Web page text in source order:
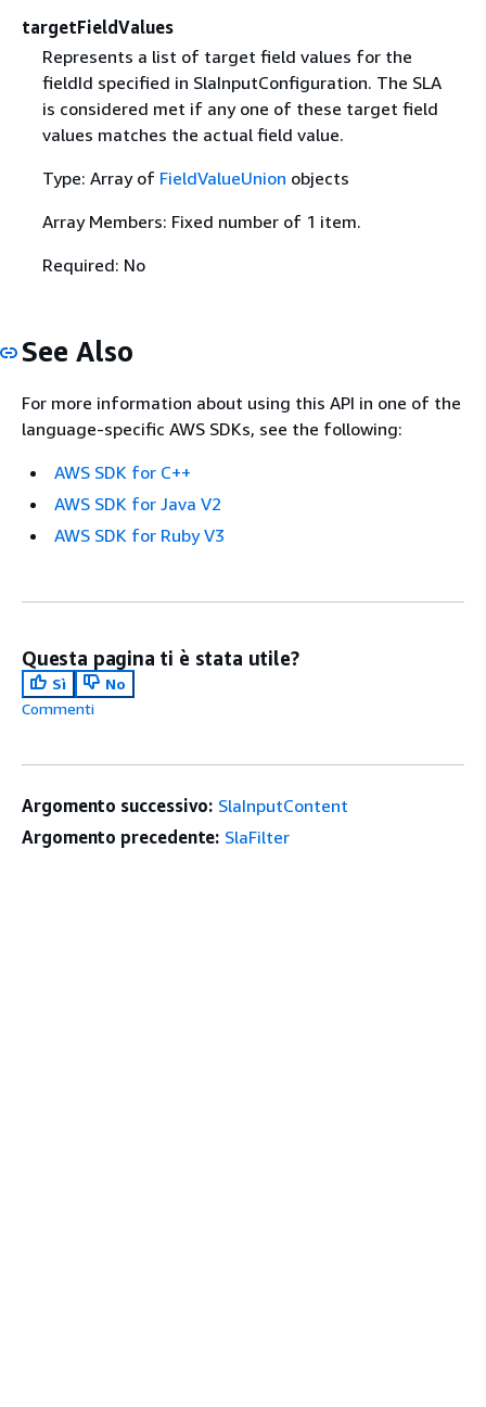
targetFieldValues
Represents a list of target field values for the
fieldId specified in SlaInputConfiguration. The SLA
is considered met if any one of these target field
values matches the actual field value.
Type: Array of FieldValueUnion objects
Array Members: Fixed number of 1 item.
Required: No
See Also
For more information about using this API in one of the
language-specific AWS SDKs, see the following:
AWS SDK for C++
AWS SDK for Java V2
AWS SDK for Ruby V3
Questa pagina ti è stata utile?
Sì
No
Commenti
Argomento successivo: SlaInputContent
Argomento precedente: SlaFilter